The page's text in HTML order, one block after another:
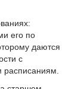
его по
даются
с
расписаниям.